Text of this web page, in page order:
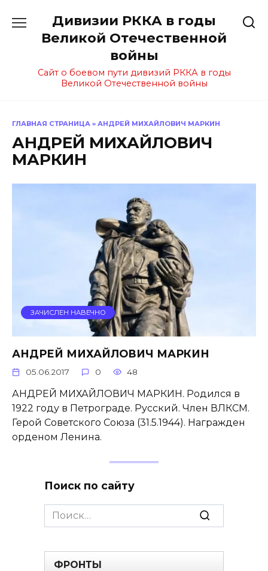
содержанию
Дивизии РККА в годы
Великой Отечественной
войны
Сайт о боевом пути дивизий РККА в годы
Великой Отечественной войны
ГЛАВНАЯ СТРАНИЦА » АНДРЕЙ МИХАЙЛОВИЧ МАРКИН
АНДРЕЙ МИХАЙЛОВИЧ
МАРКИН
ЗАЧИСЛЕН НАВЕЧНО
АНДРЕЙ МИХАЙЛОВИЧ МАРКИН
05.06.2017 0 48
АНДРЕЙ МИХАЙЛОВИЧ МАРКИН. Родился в
1922 году в Петрограде. Русский. Член ВЛКСМ.
Герой Советского Союза (31.5.1944). Награжден
орденом Ленина.
Поиск по сайту
Search
for:
ФРОНТЫ